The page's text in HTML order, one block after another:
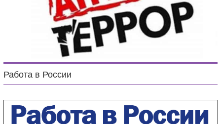
Работа в России